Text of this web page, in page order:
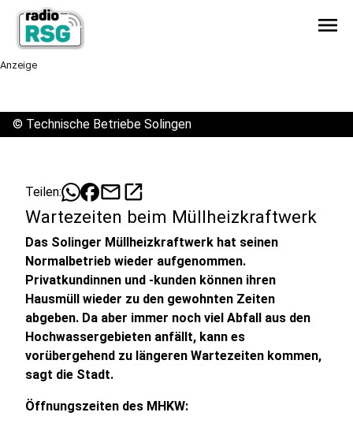
menu
Anzeige
© Technische Betriebe Solingen
Teilen: mailopen_in_new
Wartezeiten beim Müllheizkraftwerk
Das Solinger Müllheizkraftwerk hat seinen
Normalbetrieb wieder aufgenommen.
Privatkundinnen und -kunden können ihren
Hausmüll wieder zu den gewohnten Zeiten
abgeben. Da aber immer noch viel Abfall aus den
Hochwassergebieten anfällt, kann es
vorübergehend zu längeren Wartezeiten kommen,
sagt die Stadt.
Öffnungszeiten des MHKW: